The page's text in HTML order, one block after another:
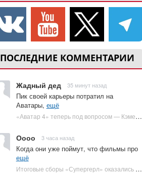
ПОСЛЕДНИЕ КОММЕНТАРИИ
Жадный дед 35 минут назад
Пик своей карьеры потратил на
Аватары, ещё
«Аватар 4» теперь под вопросом — Кэмерон решил отойти от продолжения | Plugged In Ru
Оооо 3 часа назад
Когда они уже поймут, что фильмы про
ещё
Итоговые сборы «Супергерл» оказались худшими для DC за два десятилетия | Plugged In Ru